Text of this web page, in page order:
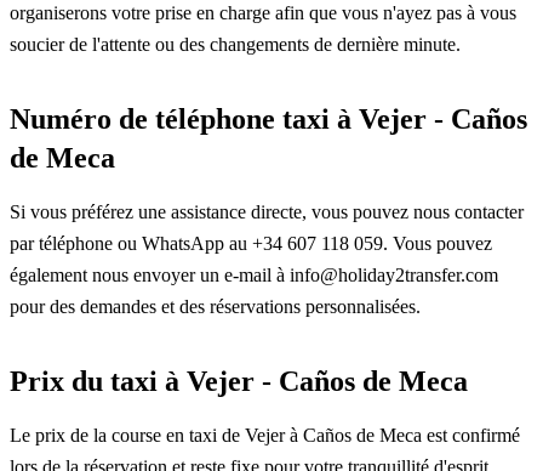
organiserons votre prise en charge afin que vous n'ayez pas à vous
soucier de l'attente ou des changements de dernière minute.
Numéro de téléphone taxi à Vejer - Caños
de Meca
Si vous préférez une assistance directe, vous pouvez nous contacter
par téléphone ou WhatsApp au +34 607 118 059. Vous pouvez
également nous envoyer un e-mail à info@holiday2transfer.com
pour des demandes et des réservations personnalisées.
Prix du taxi à Vejer - Caños de Meca
Le prix de la course en taxi de Vejer à Caños de Meca est confirmé
lors de la réservation et reste fixe pour votre tranquillité d'esprit.